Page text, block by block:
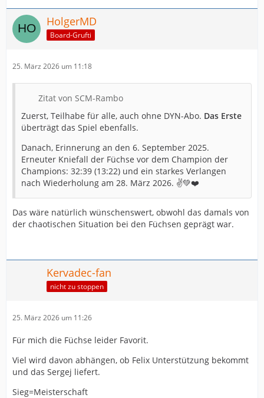
HolgerMD
Board-Grufti
25. März 2026 um 11:18
Zitat von SCM-Rambo
Zuerst, Teilhabe für alle, auch ohne DYN-Abo. Das Erste
überträgt das Spiel ebenfalls.
Danach, Erinnerung an den 6. September 2025.
Erneuter Kniefall der Füchse vor dem Champion der
Champions: 32:39 (13:22) und ein starkes Verlangen
nach Wiederholung am 28. März 2026. ✌️💚❤️
Das wäre natürlich wünschenswert, obwohl das damals von
der chaotischen Situation bei den Füchsen geprägt war.
Kervadec-fan
nicht zu stoppen
25. März 2026 um 11:26
Für mich die Füchse leider Favorit.
Viel wird davon abhängen, ob Felix Unterstützung bekommt
und das Sergej liefert.
Sieg=Meisterschaft